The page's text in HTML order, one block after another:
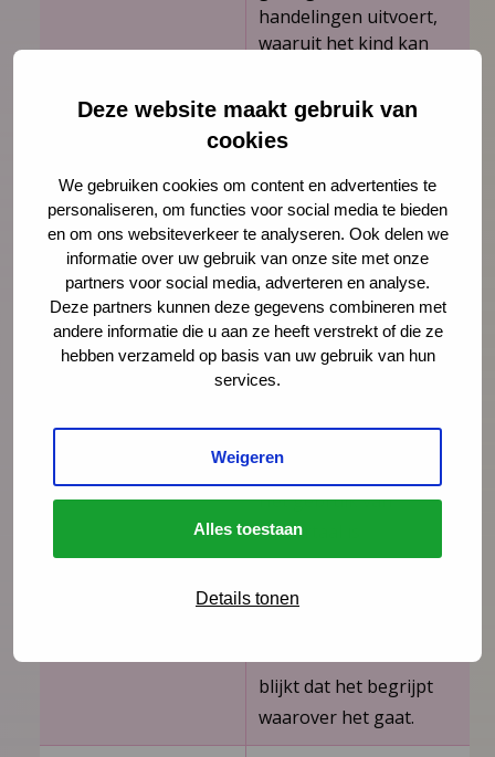
Deze website maakt gebruik van
cookies
We gebruiken cookies om content en advertenties te
personaliseren, om functies voor social media te bieden
en om ons websiteverkeer te analyseren. Ook delen we
informatie over uw gebruik van onze site met onze
partners voor social media, adverteren en analyse.
Deze partners kunnen deze gegevens combineren met
andere informatie die u aan ze heeft verstrekt of die ze
hebben verzameld op basis van uw gebruik van hun
services.
Weigeren
Alles toestaan
Details tonen
handelingen uitvoert,
waaruit het kind kan
bedoeling is.
Voorbeelden:
“We gaan naar buiten”
­ het kind kruipt of loopt
naar zijn jas of naar
de deur.
“Klap eens in je
handjes” ­ het kind klapt
in zijn handen.
“Pak je schoenen” ­ het
schoenen.
Het gebruik van
kindertaal is
toegestaan
(bijvoorbeeld “hap­hap”
blijkt dat het begrijpt
waarover het gaat.